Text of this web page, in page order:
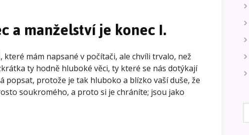
a manželství je konec I.
které mám napsané v počítači, ale chvíli trvalo, než
ty hodně hluboké věci, ty které se nás dotýkají
popsat, protože je tak hluboko a blízko vaší duše, že
soukromého, a proto si je chráníte; jsou jako